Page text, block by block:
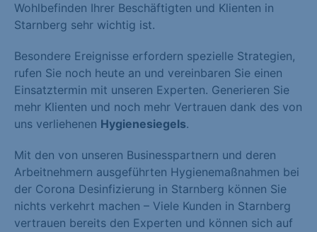
Wohlbefinden Ihrer Beschäftigten und Klienten in
Starnberg sehr wichtig ist.
Besondere Ereignisse erfordern spezielle Strategien,
rufen Sie noch heute an und vereinbaren Sie einen
Einsatztermin mit unseren Experten. Generieren Sie
mehr Klienten und noch mehr Vertrauen dank des von
uns verliehenen Hygienesiegels.
Mit den von unseren Businesspartnern und deren
Arbeitnehmern ausgeführten Hygienemaßnahmen bei
der Corona Desinfizierung in Starnberg können Sie
nichts verkehrt machen – Viele Kunden in Starnberg
vertrauen bereits den Experten und können sich auf